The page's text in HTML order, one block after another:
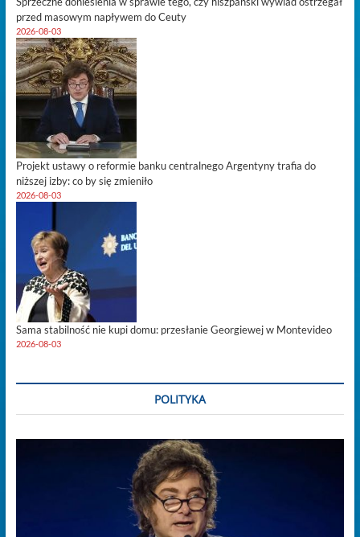
przed masowym napływem do Ceuty
2026-08-03
Projekt ustawy o reformie banku centralnego Argentyny trafia do
niższej izby: co by się zmieniło
2026-08-03
Sama stabilność nie kupi domu: przesłanie Georgiewej w Montevideo
2026-08-03
POLITYKA